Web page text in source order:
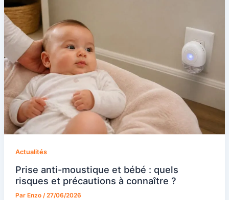
Actualités
Prise anti-moustique et bébé : quels
risques et précautions à connaître ?
Par Enzo /27/06/2026